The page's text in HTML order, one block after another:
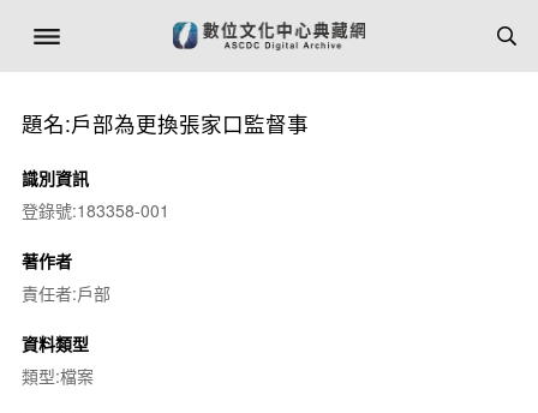
題名:戶部為更換張家口監督事
識別資訊
登錄號:183358-001
著作者
責任者:戶部
資料類型
類型:檔案